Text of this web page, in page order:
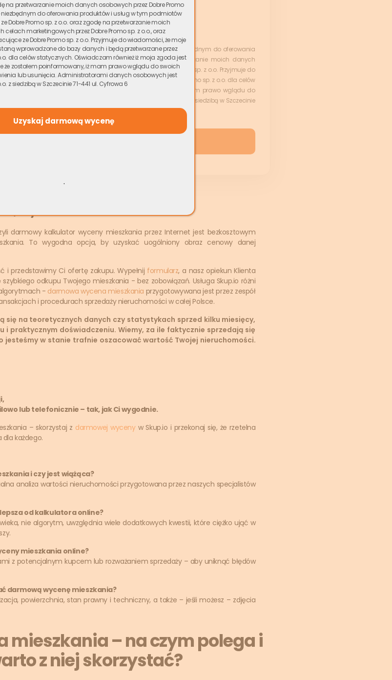
osobowych przez Dobre Promo sp. z o.o. w zakresie niezbędnym do oferowania
ze Dobre Promo sp. z o.o. oraz zgodę na przetwarzanie moich danych
Promo sp. z o.o., oraz podmioty współpracujące ze Dobre Promo sp. z o.o. Przyjmuje do
do bazy danych i będą przetwarzane przez Dobre Promo sp. z o.o. dla celów
jest dobrowolna, a także że zostałem poinformowany, iż mam prawo wglądu do
danych osobowych jest Dobre Promo sp. z o.o. z siedzibą w Szczecinie
Wycena mieszkania kalkulator
darmowy kalkulator wyceny mieszkania przez Internet jest bezkosztowym
To wygodna opcja, by uzyskać uogólniony obraz cenowy danej
przedstawimy Ci ofertę zakupu. Wypełnij formularz, a nasz opiekun Klienta
odkupu Twojego mieszkania - bez zobowiązań. Usługa Skup.io różni
- darmowa wycena mieszkania przygotowywana jest przez zespół
i procedurach sprzedaży nieruchomości w całej Polsce.
się na teoretycznych danych czy statystykach sprzed kilku miesięcy,
i praktycznym doświadczeniu. Wiemy, za ile faktycznie sprzedają się
jesteśmy w stanie trafnie oszacować wartość Twojej nieruchomości.
lub telefonicznie – tak, jak Ci wygodnie.
– skorzystaj z darmowej wycenyw Skup.io i przekonaj się, że rzetelna
dla każdego.
i czy jest wiążąca?
analiza wartości nieruchomości przygotowana przez naszych specjalistów
od kalkulatora online?
nie algorytm, uwzględnia wiele dodatkowych kwestii, które ciężko ująć w
mieszkania online?
z potencjalnym kupcem lub rozważaniem sprzedaży – aby uniknąć błędów
darmową wycenę mieszkania?
powierzchnia, stan prawny i techniczny, a także – jeśli możesz – zdjęcia
mieszkania – na czym polega i
z niej skorzystać?
na przetwarzanie moich danych osobowych przez Dobre Promo
niezbędnym do oferowania produktów i usług w tym podmiotów
Dobre Promo sp. z o.o. oraz zgodę na przetwarzanie moich
marketingowych przez Dobre Promo sp. z o.o., oraz
ze Dobre Promo sp. z o.o. Przyjmuje do wiadomości, że moje
wprowadzone do bazy danych i będą przetwarzane przez
dla celów statycznych. Oświadczam również iż moja zgoda jest
że zostałem poinformowany, iż mam prawo wglądu do swoich
lub usunięcia. Administratorami danych osobowych jest
z siedzibą w Szczecinie 71-441 ul. Cyfrowa 6
.